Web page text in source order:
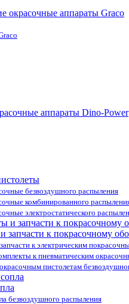
окрасочные аппараты Graco
аппараты Dino-Power
безвоздушного распыления
комбинированного
электростатического
запчасти к покрасочному
к электрическим
к пневматическим
пистолетам
безвоздушного распыления